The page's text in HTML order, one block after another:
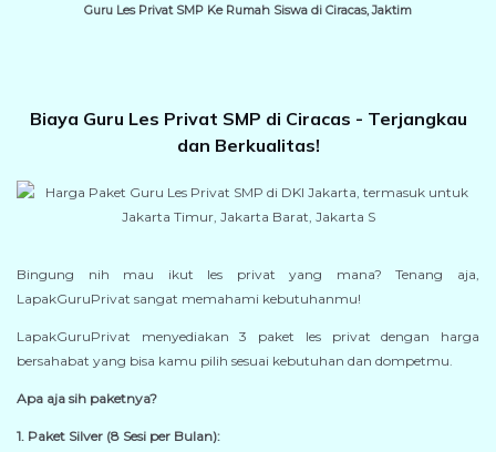
Guru Les Privat SMP Ke Rumah Siswa di Ciracas, Jaktim
Biaya Guru Les Privat SMP di Ciracas - Terjangkau
dan Berkualitas!
Bingung nih mau ikut les privat yang mana? Tenang aja,
LapakGuruPrivat sangat memahami kebutuhanmu!
LapakGuruPrivat menyediakan 3 paket les privat dengan harga
bersahabat yang bisa kamu pilih sesuai kebutuhan dan dompetmu.
Apa aja sih paketnya?
1. Paket Silver (8 Sesi per Bulan):